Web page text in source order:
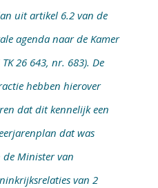
uit artikel 6.2 van de
agenda naar de Kamer
26 643, nr. 683). De
hebben hierover
dat dit kennelijk een
dat was
Minister van
van 2